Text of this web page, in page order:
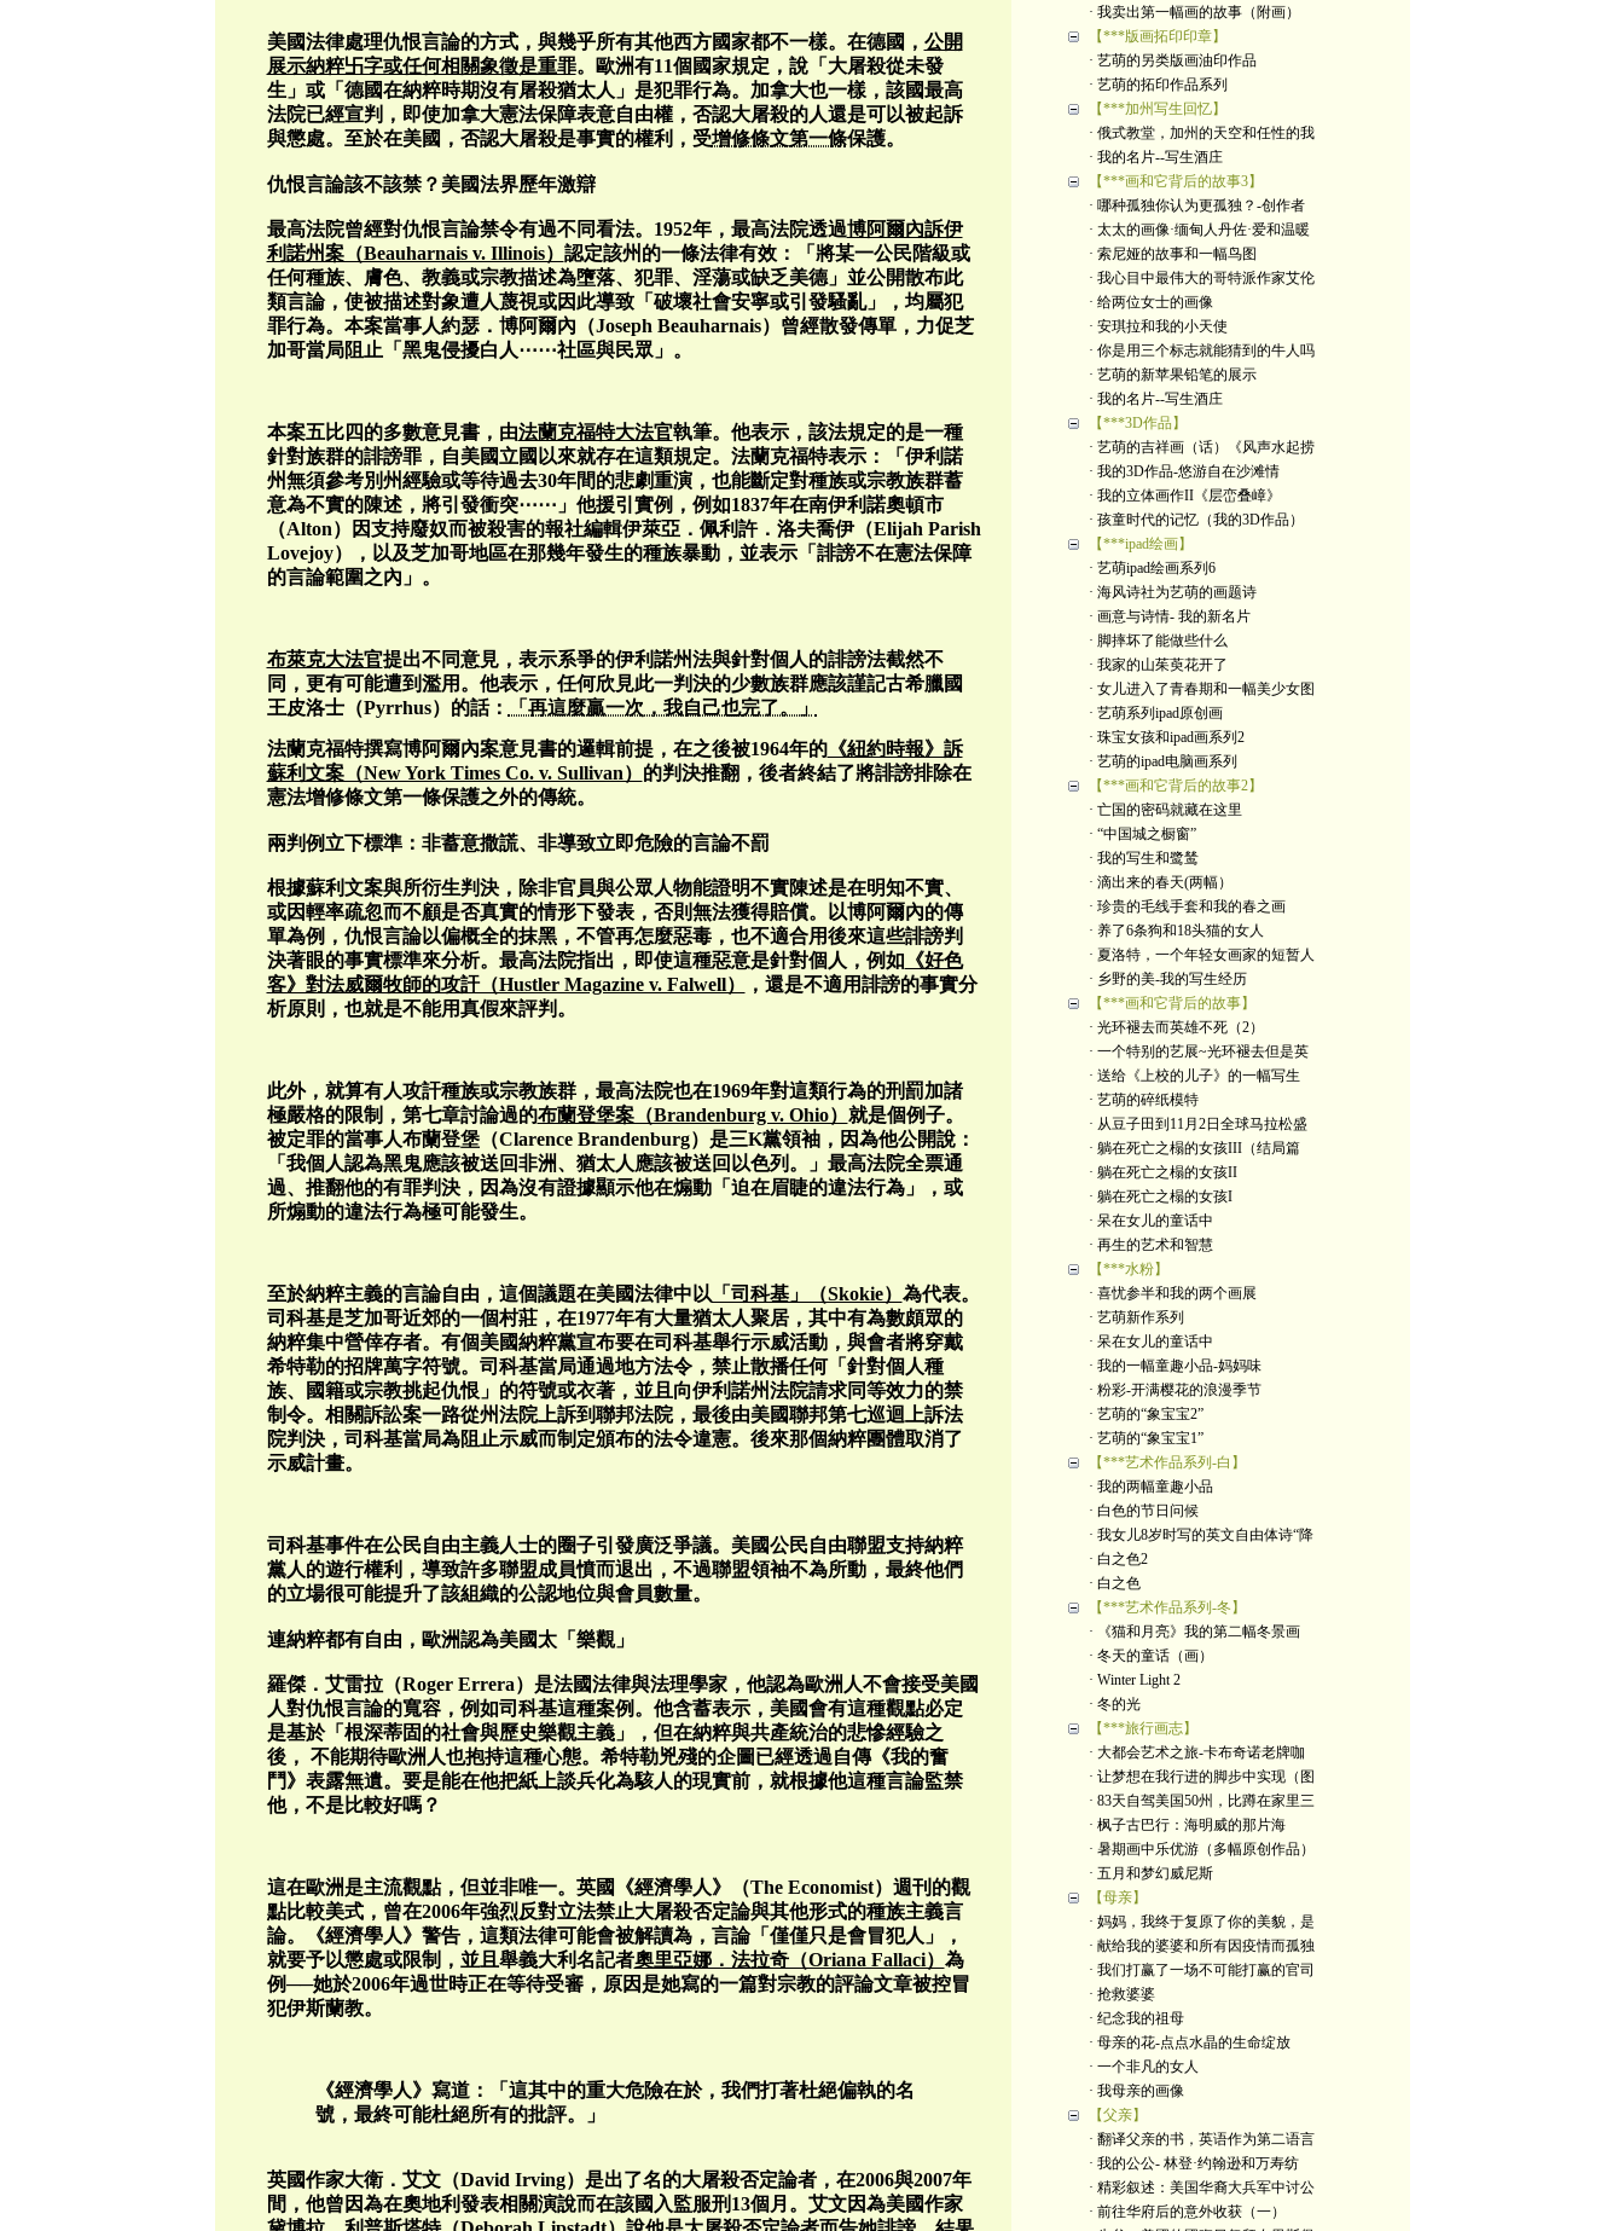
美國法律處理仇恨言論的方式，與幾乎所有其他西方國家都不一樣。在德國， 公開
展示納粹卐字或任何相關象徵是重罪。歐洲有11個國家規定，說「大屠殺從未發
生」或「德國在納粹時期沒有屠殺猶太人」是犯罪行為。加拿大也一樣，該國最高
法院已經宣判，即使加拿大憲法保障表意自由權，否認大屠殺的人還是可以被起訴
與懲處。至於在美國，否認大屠殺是事實的權利，受增修條文第一條保護。
仇恨言論該不該禁？美國法界歷年激辯
最高法院曾經對仇恨言論禁令有過不同看法。1952年，最高法院透過博阿爾內訴伊
利諾州案（Beauharnais v. Illinois） 認定該州的一條法律有效：「將某一公民階級或
任何種族、膚色、教義或宗教描述為墮落、犯罪、淫蕩或缺乏美德」並公開散布此
類言論，使被描述對象遭人蔑視或因此導致「破壞社會安寧或引發騷亂」，均屬犯
罪行為。本案當事人約瑟．博阿爾內（Joseph Beauharnais）曾經散發傳單，力促芝
加哥當局阻止「黑鬼侵擾白人⋯⋯社區與民眾」。
本案五比四的多數意見書，由法蘭克福特大法官執筆。他表示，該法規定的是一種
針對族群的誹謗罪，自美國立國以來就存在這類規定。法蘭克福特表示：「伊利諾
州無須參考別州經驗或等待過去30年間的悲劇重演，也能斷定對種族或宗教族群蓄
意為不實的陳述，將引發衝突⋯⋯」他援引實例，例如1837年在南伊利諾奧頓市
（Alton）因支持廢奴而被殺害的報社編輯伊萊亞．佩利許．洛夫喬伊（Elijah Parish
Lovejoy），以及芝加哥地區在那幾年發生的種族暴動，並表示「誹謗不在憲法保障
的言論範圍之內」。
布萊克大法官提出不同意見，表示系爭的伊利諾州法與針對個人的誹謗法截然不
同，更有可能遭到濫用。他表示，任何欣見此一判決的少數族群應該謹記古希臘國
王皮洛士（Pyrrhus）的話：
「再這麼贏一次，我自己也完了。」
法蘭克福特撰寫博阿爾內案意見書的邏輯前提，在之後被1964年的《紐約時報》訴
蘇利文案（New York Times Co. v. Sullivan） 的判決推翻，後者終結了將誹謗排除在
憲法增修條文第一條保護之外的傳統。
兩判例立下標準：非蓄意撒謊、非導致立即危險的言論不罰
根據蘇利文案與所衍生判決，除非官員與公眾人物能證明不實陳述是在明知不實、
或因輕率疏忽而不顧是否真實的情形下發表，否則無法獲得賠償。以博阿爾內的傳
單為例，仇恨言論以偏概全的抹黑，不管再怎麼惡毒，也不適合用後來這些誹謗判
決著眼的事實標準來分析。最高法院指出，即使這種惡意是針對個人，例如 《好色
客》對法威爾牧師的攻訐（Hustler Magazine v. Falwell）
，還是不適用誹謗的事實分
析原則，也就是不能用真假來評判。
此外，就算有人攻訐種族或宗教族群，最高法院也在1969年對這類行為的刑罰加諸
極嚴格的限制，第七章討論過的布蘭登堡案（Brandenburg v. Ohio） 就是個例子。
被定罪的當事人布蘭登堡（Clarence Brandenburg）是三K黨領袖，因為他公開說：
「我個人認為黑鬼應該被送回非洲、猶太人應該被送回以色列。」最高法院全票通
過、推翻他的有罪判決，因為沒有證據顯示他在煽動「迫在眉睫的違法行為」，或
所煽動的違法行為極可能發生。
至於納粹主義的言論自由，這個議題在美國法律中以 「司科基」（Skokie） 為代表。
司科基是芝加哥近郊的一個村莊，在1977年有大量猶太人聚居，其中有為數頗眾的
納粹集中營倖存者。有個美國納粹黨宣布要在司科基舉行示威活動，與會者將穿戴
希特勒的招牌萬字符號。司科基當局通過地方法令，禁止散播任何「針對個人種
族、國籍或宗教挑起仇恨」的符號或衣著，並且向伊利諾州法院請求同等效力的禁
制令。相關訴訟案一路從州法院上訴到聯邦法院，最後由美國聯邦第七巡迴上訴法
院判決，司科基當局為阻止示威而制定頒布的法令違憲。後來那個納粹團體取消了
示威計畫。
司科基事件在公民自由主義人士的圈子引發廣泛爭議。美國公民自由聯盟支持納粹
黨人的遊行權利，導致許多聯盟成員憤而退出，不過聯盟領袖不為所動，最終他們
的立場很可能提升了該組織的公認地位與會員數量。
連納粹都有自由，歐洲認為美國太「樂觀」
羅傑．艾雷拉（Roger Errera）是法國法律與法理學家，他認為歐洲人不會接受美國
人對仇恨言論的寬容，例如司科基這種案例。他含蓄表示，美國會有這種觀點必定
是基於「根深蒂固的社會與歷史樂觀主義」，但在納粹與共產統治的悲慘經驗之
後， 不能期待歐洲人也抱持這種心態。希特勒兇殘的企圖已經透過自傳《我的奮
鬥》表露無遺。要是能在他把紙上談兵化為駭人的現實前，就根據他這種言論監禁
他，不是比較好嗎？
這在歐洲是主流觀點，但並非唯一。英國《經濟學人》（The Economist）週刊的觀
點比較美式，曾在2006年強烈反對立法禁止大屠殺否定論與其他形式的種族主義言
論。《經濟學人》警告，這類法律可能會被解讀為，言論「僅僅只是會冒犯人」，
就要予以懲處或限制，並且舉義大利名記者奧里亞娜．法拉奇（Oriana Fallaci） 為
例──她於2006年過世時正在等待受審，原因是她寫的一篇對宗教的評論文章被控冒
犯伊斯蘭教。
《經濟學人》寫道：「這其中的重大危險在於，我們打著杜絕偏執的名
號，最終可能杜絕所有的批評。」
英國作家大衛．艾文（David Irving）是出了名的大屠殺否定論者，在2006與2007年
間，他曾因為在奧地利發表相關演說而在該國入監服刑13個月。艾文因為美國作家
· 我卖出第一幅画的故事（附画）
【***版画拓印印章】
· 艺萌的另类版画油印作品
· 艺萌的拓印作品系列
【***加州写生回忆】
· 俄式教堂，加州的天空和任性的我
· 我的名片--写生酒庄
【***画和它背后的故事3】
· 哪种孤独你认为更孤独？-创作者
· 太太的画像·缅甸人丹佐·爱和温暖
· 索尼娅的故事和一幅鸟图
· 我心目中最伟大的哥特派作家艾伦
· 给两位女士的画像
· 安琪拉和我的小天使
· 你是用三个标志就能猜到的牛人吗
· 艺萌的新苹果铅笔的展示
· 我的名片--写生酒庄
【***3D作品】
· 艺萌的吉祥画（话）《风声水起捞
· 我的3D作品-悠游自在沙滩情
· 我的立体画作II《层峦叠嶂》
· 孩童时代的记忆（我的3D作品）
【***ipad绘画】
· 艺萌ipad绘画系列6
· 海风诗社为艺萌的画题诗
· 画意与诗情- 我的新名片
· 脚摔坏了能做些什么
· 我家的山茱萸花开了
· 女儿进入了青春期和一幅美少女图
· 艺萌系列ipad原创画
· 珠宝女孩和ipad画系列2
· 艺萌的ipad电脑画系列
【***画和它背后的故事2】
· 亡国的密码就藏在这里
· “中国城之橱窗”
· 我的写生和鹭鸶
· 滴出来的春天(两幅）
· 珍贵的毛线手套和我的春之画
· 养了6条狗和18头猫的女人
· 夏洛特，一个年轻女画家的短暂人
· 乡野的美-我的写生经历
【***画和它背后的故事】
· 光环褪去而英雄不死（2）
· 一个特别的艺展~光环褪去但是英
· 送给《上校的儿子》的一幅写生
· 艺萌的碎纸模特
· 从豆子田到11月2日全球马拉松盛
· 躺在死亡之榻的女孩III（结局篇
· 躺在死亡之榻的女孩II
· 躺在死亡之榻的女孩I
· 呆在女儿的童话中
· 再生的艺术和智慧
【***水粉】
· 喜忧参半和我的两个画展
· 艺萌新作系列
· 呆在女儿的童话中
· 我的一幅童趣小品-妈妈味
· 粉彩-开满樱花的浪漫季节
· 艺萌的“象宝宝2”
· 艺萌的“象宝宝1”
【***艺术作品系列-白】
· 我的两幅童趣小品
· 白色的节日问候
· 我女儿8岁时写的英文自由体诗“降
· 白之色2
· 白之色
【***艺术作品系列-冬】
· 《猫和月亮》我的第二幅冬景画
· 冬天的童话（画）
· Winter Light 2
· 冬的光
【***旅行画志】
· 大都会艺术之旅-卡布奇诺老牌咖
· 让梦想在我行进的脚步中实现（图
· 83天自驾美国50州，比蹲在家里三
· 枫子古巴行：海明威的那片海
· 暑期画中乐优游（多幅原创作品）
· 五月和梦幻威尼斯
【母亲】
· 妈妈，我终于复原了你的美貌，是
· 献给我的婆婆和所有因疫情而孤独
· 我们打赢了一场不可能打赢的官司
· 抢救婆婆
· 纪念我的祖母
· 母亲的花-点点水晶的生命绽放
· 一个非凡的女人
· 我母亲的画像
【父亲】
· 翻译父亲的书，英语作为第二语言
· 我的公公- 林登·约翰逊和万寿纺
· 精彩叙述：美国华裔大兵军中讨公
· 前往华府后的意外收获（一）